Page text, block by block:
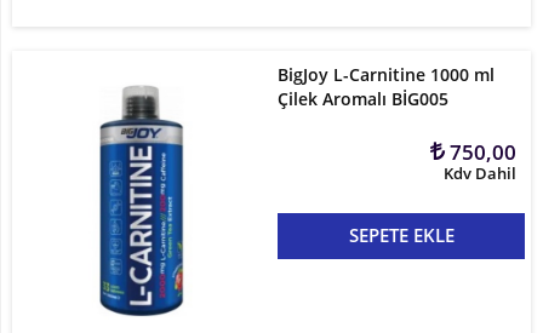
BigJoy L-Carnitine 1000 ml
Çilek Aromalı BİG005
750,00
Kdv Dahil
SEPETE EKLE